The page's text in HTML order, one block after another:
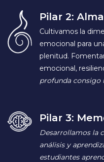
Pilar 2: Alma
Cultivamos la
emocional para
plenitud.
emocional,
profunda consigo
Pilar 3:
Desarrollamos la
análisis y
estudiantes